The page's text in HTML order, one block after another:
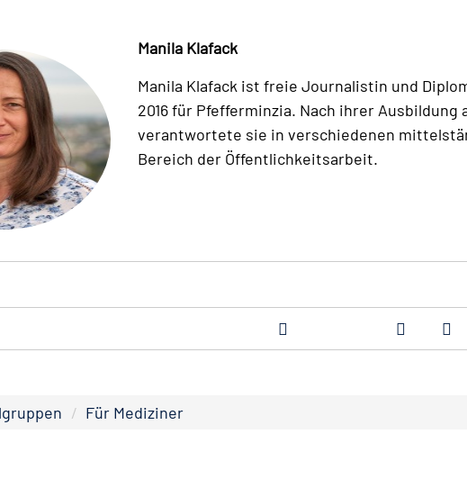
Manila Klafack
Manila Klafack ist freie Journalistin und
2016 für Pfefferminzia. Nach ihrer Ausbildung
verantwortete sie in verschiedenen
Bereich der Öffentlichkeitsarbeit.
Für Mediziner